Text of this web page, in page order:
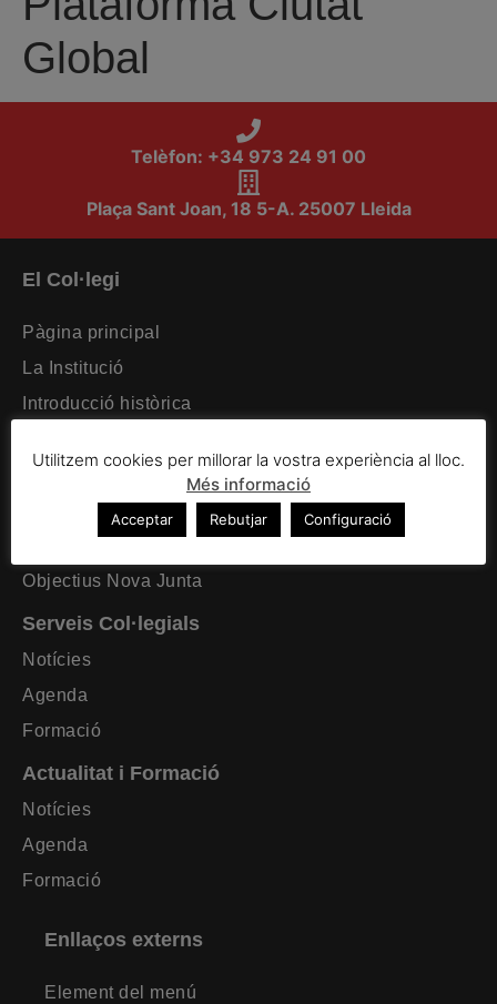
Global
Telèfon: +34 973 24 91 00
Plaça Sant Joan, 18 5-A. 25007 Lleida
El Col·legi
Pàgina principal
La Institució
Introducció històrica
Organització col·legial
Formació requerida
Objectius Nova Junta
Serveis Col·legials
Notícies
Agenda
Formació
Actualitat i Formació
Notícies
Agenda
Formació
Enllaços externs
Element del menú
Utilitzem cookies per millorar la vostra experiència al lloc.
Més informació
Acceptar Rebutjar Configuració